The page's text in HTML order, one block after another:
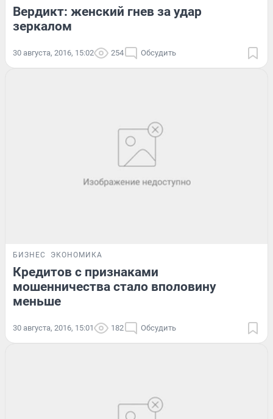
Вердикт: женский гнев за удар
зеркалом
30 августа, 2016, 15:02 254 Обсудить
БИЗНЕС ЭКОНОМИКА
Кредитов с признаками
мошенничества стало вполовину
меньше
30 августа, 2016, 15:01 182 Обсудить